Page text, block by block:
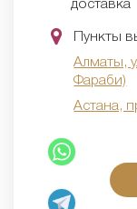
доставка
Пункты
Алматы,
Фараби)
Астана,